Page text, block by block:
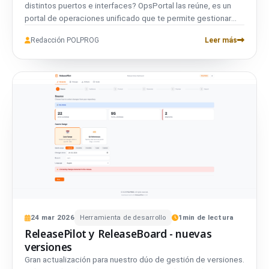
distintos puertos e interfaces? OpsPortal las reúne, es un
portal de operaciones unificado que te permite gestionar
sola interfaz. Incrusta herramientas directamente en el portal
cuando sea necesario. Construido con Python, FastAPI y
Jinja2. Gratuito y de código abierto.
Redacción POLPROG Leer más
24 mar 2026 Herramienta de desarrollo 1 min de lectura
ReleasePilot y ReleaseBoard - nuevas
versiones
Gran actualización para nuestro dúo de gestión de versiones.